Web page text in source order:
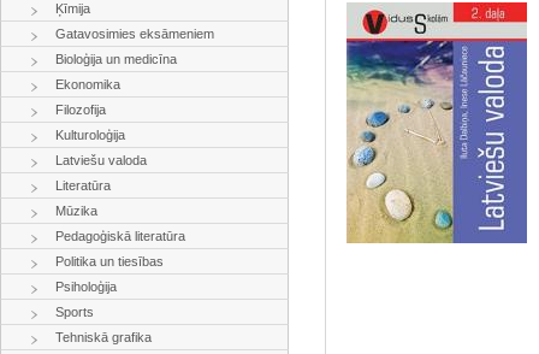
Ķīmija
Gatavosimies eksāmeniem
Bioloģija un medicīna
Ekonomika
Filozofija
Kulturoloģija
Latviešu valoda
Literatūra
Mūzika
Pedagoģiskā literatūra
Politika un tiesības
Psiholoģija
Sports
Tehniskā grafika